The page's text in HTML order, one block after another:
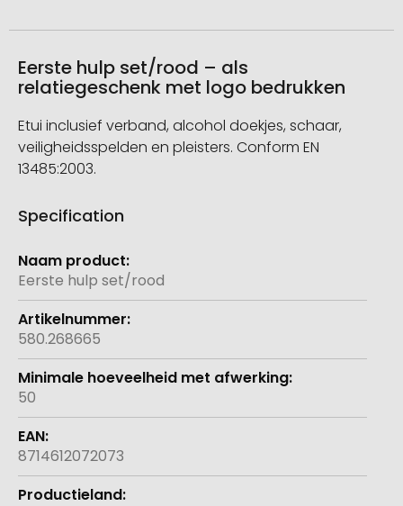
Eerste hulp set/rood – als
relatiegeschenk met logo bedrukken
Etui inclusief verband, alcohol doekjes, schaar,
veiligheidsspelden en pleisters. Conform EN
13485:2003.
Specification
Meer
informatie
Eerste hulp set/rood
580.268665
50
8714612072073